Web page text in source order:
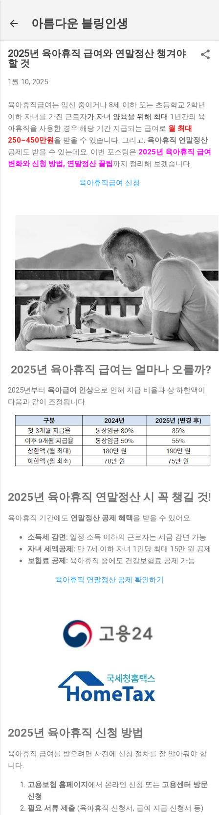
아름다운 블링인생
2025년 육아휴직 급여와 연말정산 챙겨야
할 것
1월 10, 2025
육아휴직급여는 임신 중이거나 8세 이하 또는 초등학교 2학년
이하 자녀를 가진 근로자가 자녀 양육을 위해 최대 1년간의 육
아휴직을 사용한 경우 해당 기간 지급되는 급여로 월 최대
250~450만원을 받을 수 있습니다. 그리고, 육아휴직 연말정산
공제도 받을 수 있는데요. 이번 포스팅은 2025년 육아휴직 급여
변화와 신청 방법, 연말정산 꿀팁까지 정리해 보겠습니다.
육아휴직급여 신청
2025년 육아휴직 급여는 얼마나 오를까?
2025년부터 육아급여 인상으로 인해 지급 비율과 상·하한액이
다음과 같이 조정됩니다.
2025년 육아휴직 연말정산 시 꼭 챙길 것!
육아휴직 기간에도 연말정산 공제 혜택 을 받을 수 있어요.
소득세 감면: 일정 소득 이하의 근로자는 세금 감면 가능
자녀 세액공제: 만 7세 이하 자녀 1인당 최대 15만 원 공제
보험료 공제: 육아휴직 중에도 건강보험료 공제 가능
육아휴직 연말정산 공제 확인하기
2025년 육아휴직 신청 방법
육아휴직 급여를 받으려면 사전에 신청 절차를 잘 알아둬야 합
니다.
고용보험 홈페이지 에서 온라인 신청 또는 고용센터 방문
신청
필요 서류 제출 (육아휴직 신청서, 급여 지급 신청서 등)